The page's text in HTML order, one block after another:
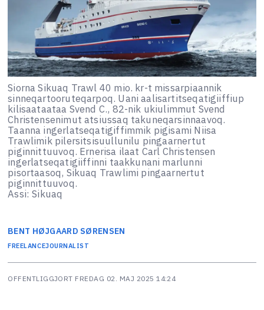
Siorna Sikuaq Trawl 40 mio. kr-t missarpiaannik
sinneqartooruteqarpoq. Uani aalisartitseqatigiiffiup
kilisaataataa Svend C., 82-nik ukiulimmut Svend
Christensenimut atsiussaq takuneqarsinnaavoq.
Taanna ingerlatseqatigiffimmik pigisami Niisa
Trawlimik pilersitsisuullunilu pingaarnertut
piginnittuuvoq. Ernerisa ilaat Carl Christensen
ingerlatseqatigiiffinni taakkunani marlunni
pisortaasoq, Sikuaq Trawlimi pingaarnertut
piginnittuuvoq.
Assi: Sikuaq
BENT HØJGAARD SØRENSEN
FREELANCEJOURNALIST
OFFENTLIGGJORT FREDAG 02. MAJ 2025 14:24